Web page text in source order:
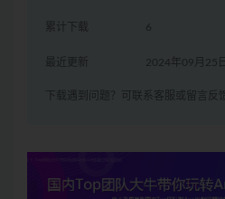
累计下载 6
最近更新 2024年09月25日
下载遇到问题？可联系客服或留言反馈